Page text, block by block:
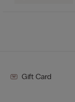
Gift Card